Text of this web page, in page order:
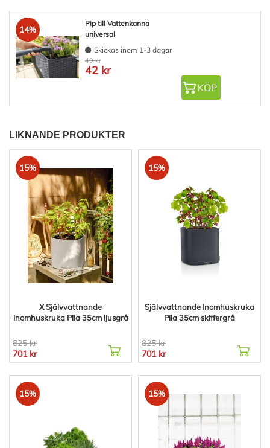
14%
Pip till Vattenkanna
universal
Skickas inom 1-3 dagar
49 kr
42 kr
KÖP
LIKNANDE PRODUKTER
15%
X Självvattnande
Inomhuskruka Pila 35cm ljusgrå
825 kr
701 kr
15%
Självvattnande Inomhuskruka
Pila 35cm skiffergrå
825 kr
701 kr
15% 15%